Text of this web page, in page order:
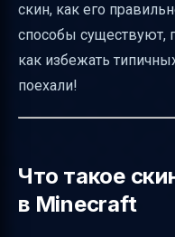
Что делать,
Разница между
сторонними
Особенности
Краткое резюме
скин, как его
способы существуют,
как избежать
поехали!
Что такое
в Minecraft